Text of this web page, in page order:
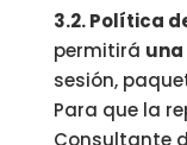
3.2. Política
permitirá
sesión,
Para que la
Consultante